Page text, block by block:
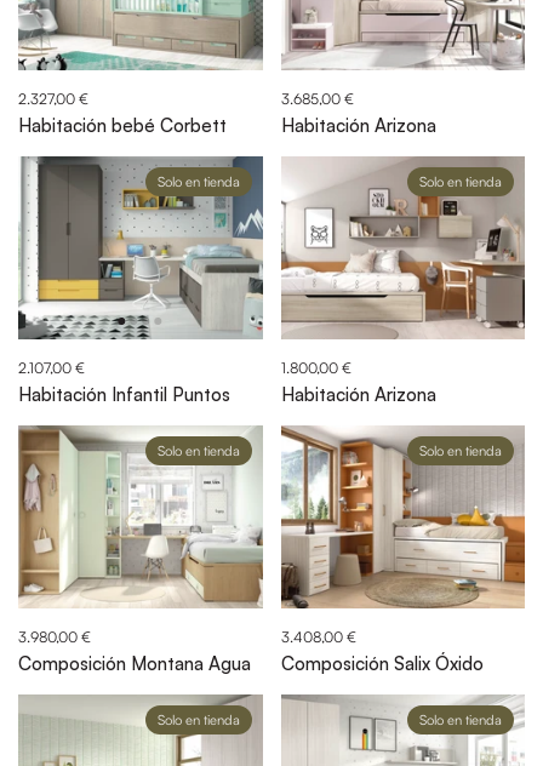
2.327,00 €
Habitación bebé Corbett
3.685,00 €
Habitación Arizona
2.107,00 €
Habitación Infantil Puntos
Solo en tienda
1.800,00 €
Habitación Arizona
Solo en tienda
3.980,00 €
Composición Montana Agua
Solo en tienda
3.408,00 €
Composición Salix Óxido
Solo en tienda
Solo en tienda Solo en tienda